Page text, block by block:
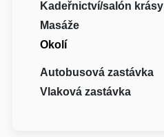
Kadeřnictví/salón krásy
Masáže
Okolí
Autobusová zastávka
Vlaková zastávka